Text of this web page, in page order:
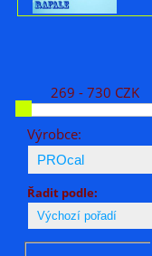
269 - 730 CZK
Výrobce:
Řadit podle: